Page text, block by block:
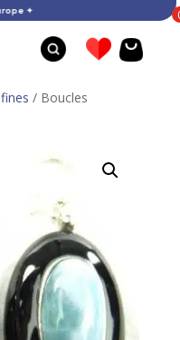
Europe ✦
/ Boucles